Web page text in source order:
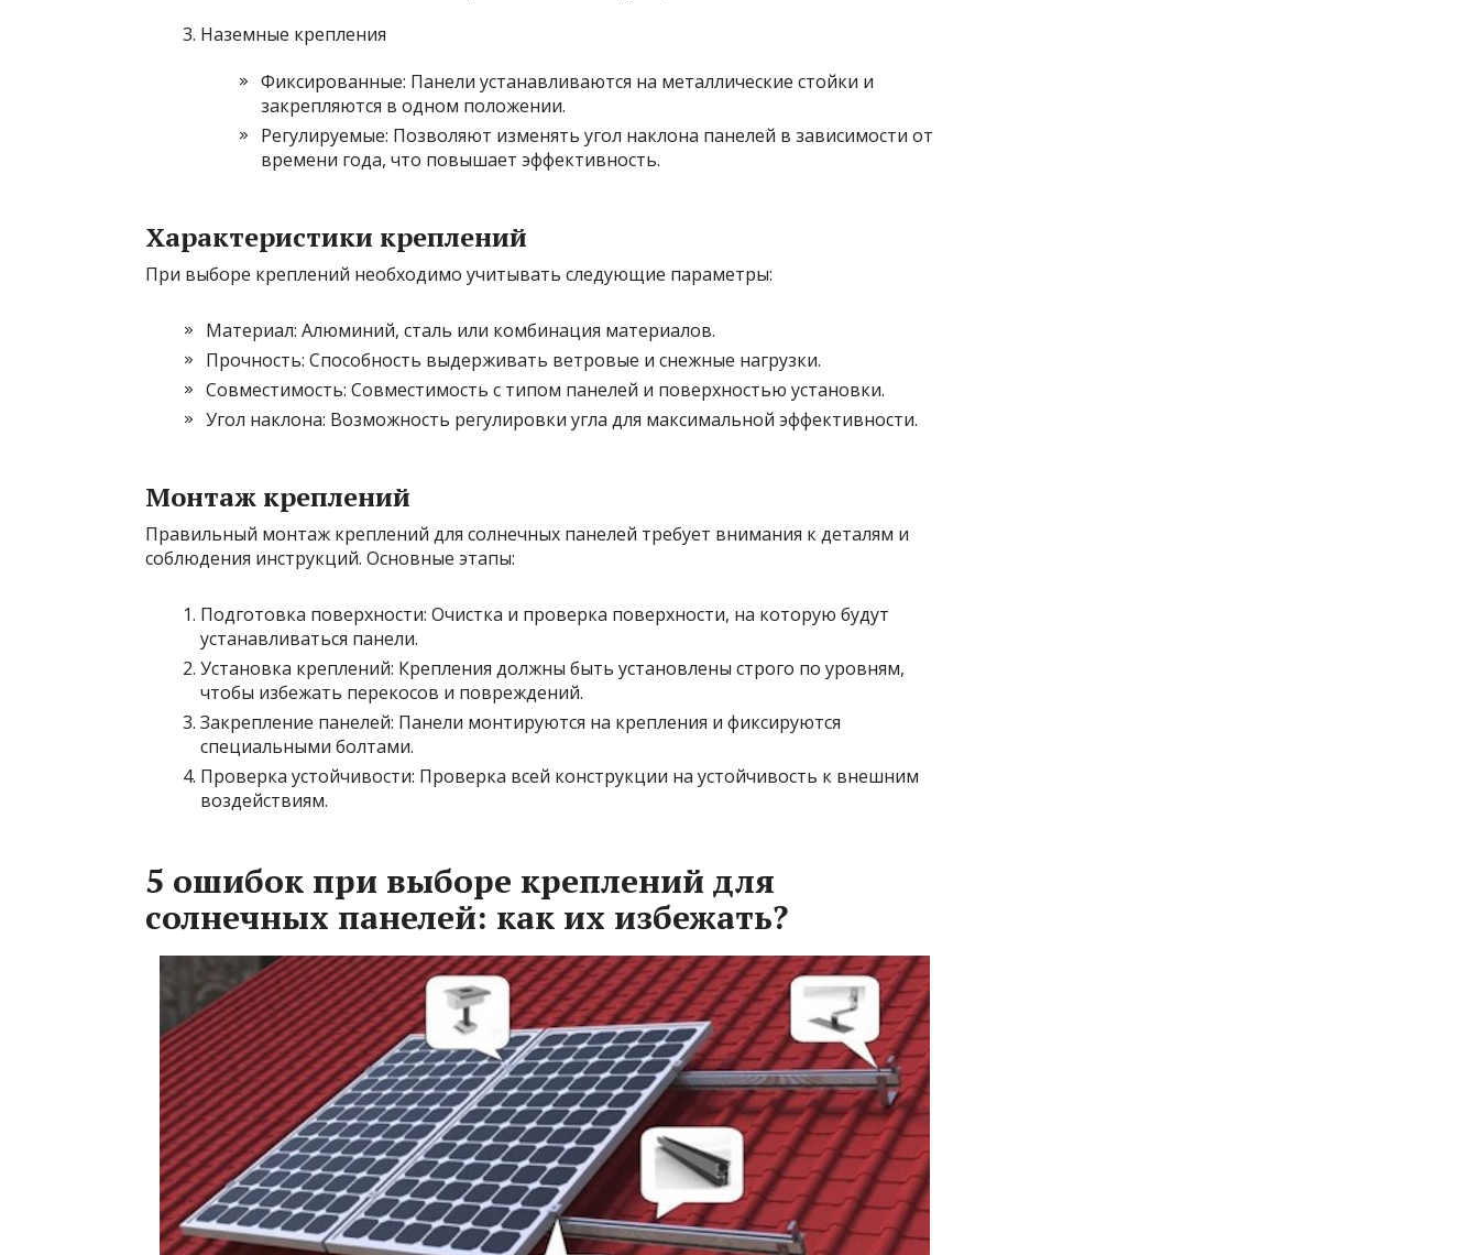
Наземные крепления
Фиксированные: Панели устанавливаются на металлические стойки и
закрепляются в одном положении.
Регулируемые: Позволяют изменять угол наклона панелей в зависимости от
времени года, что повышает эффективность.
Характеристики креплений
При выборе креплений необходимо учитывать следующие параметры:
Материал: Алюминий, сталь или комбинация материалов.
Прочность: Способность выдерживать ветровые и снежные нагрузки.
Совместимость: Совместимость с типом панелей и поверхностью установки.
Угол наклона: Возможность регулировки угла для максимальной эффективности.
Монтаж креплений
Правильный монтаж креплений для солнечных панелей требует внимания к деталям и
соблюдения инструкций. Основные этапы:
Подготовка поверхности: Очистка и проверка поверхности, на которую будут
устанавливаться панели.
Установка креплений: Крепления должны быть установлены строго по уровням,
чтобы избежать перекосов и повреждений.
Закрепление панелей: Панели монтируются на крепления и фиксируются
специальными болтами.
Проверка устойчивости: Проверка всей конструкции на устойчивость к внешним
воздействиям.
5 ошибок при выборе креплений для
солнечных панелей: как их избежать?